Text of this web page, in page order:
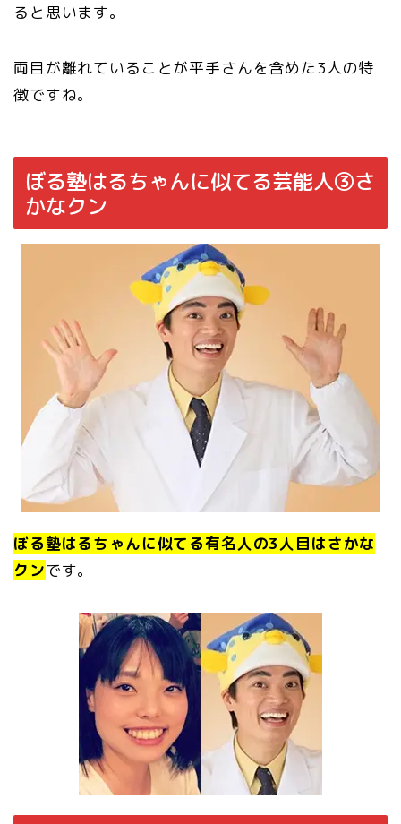
ると思います。
両目が離れていることが平手さんを含めた3人の特
徴ですね。
ぼる塾はるちゃんに似てる芸能人③さ
かなクン
ぼる塾はるちゃんに似てる有名人の3人目はさかな
クンです。